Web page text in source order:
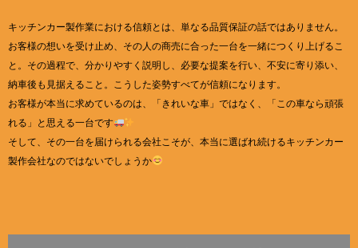
キッチンカー製作業における信頼とは、単なる品質保証の話ではありません。
お客様の想いを受け止め、その人の商売に合った一台を一緒につくり上げるこ
と。その過程で、分かりやすく説明し、必要な提案を行い、不安に寄り添い、
納車後も見据えること。こうした姿勢すべてが信頼になります。
お客様が本当に求めているのは、「きれいな車」ではなく、「この車なら頑張
れる」と思える一台です
そして、その一台を届けられる会社こそが、本当に選ばれ続けるキッチンカー
製作会社なのではないでしょうか